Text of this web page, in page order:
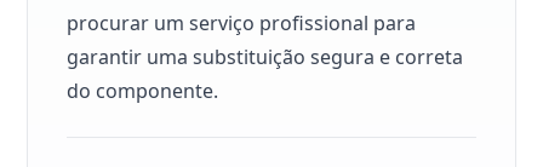
procurar um serviço profissional para
garantir uma substituição segura e correta
do componente.